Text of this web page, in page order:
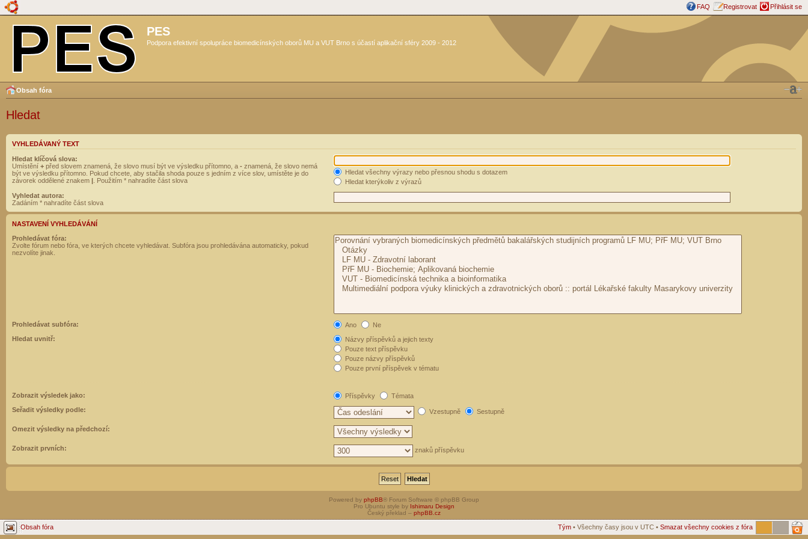
FAQ Registrovat Přihlásit se
PES
Podpora efektivní spolupráce biomedicínských oborů MU a VUT Brno s účastí aplikační sféry 2009 - 2012
Obsah fóra
Hledat
VYHLEDÁVANÝ TEXT
Hledat klíčová slova:
Umístění + před slovem znamená, že slovo musí být ve výsledku přítomno, a - znamená, že slovo nemá
být ve výsledku přítomno. Pokud chcete, aby stačila shoda pouze s jedním z více slov, umístěte je do
závorek oddělené znakem | . Použitím * nahradíte část slova
Hledat všechny výrazy nebo přesnou shodu s dotazem
Hledat kterýkoliv z výrazů
Vyhledat autora:
Zadáním * nahradíte část slova
NASTAVENÍ VYHLEDÁVÁNÍ
Prohledávat fóra:
Zvolte fórum nebo fóra, ve kterých chcete vyhledávat. Subfóra jsou prohledávána automaticky, pokud
nezvolíte jinak.
Prohledávat subfóra: Ano
Ne
Hledat uvnitř:
Názvy příspěvků a jejich texty
Pouze text příspěvku
Pouze názvy příspěvků
Pouze první příspěvek v tématu
Zobrazit výsledek jako: Příspěvky
Témata
Seřadit výsledky podle:
Vzestupně Sestupně
Omezit výsledky na předchozí:
Zobrazit prvních: znaků příspěvku
Powered by phpBB® Forum Software © phpBB Group
Pro Ubuntu style by Ishimaru Design
Český překlad – phpBB.cz
Obsah fóra Tým • Všechny časy jsou v UTC • Smazat všechny cookies z fóra